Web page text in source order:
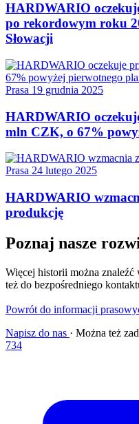
HARDWARIO
po rekordowym roku
Słowacji
Prasa 19 grudnia 2025
HARDWARIO
mln CZK, o 67%
Prasa 24 lutego 2025
HARDWARIO
produkcję
Poznaj nasze
Więcej historii można znaleźć
też do bezpośredniego
Powrót do informacji
Napisz do nas · Można też
734